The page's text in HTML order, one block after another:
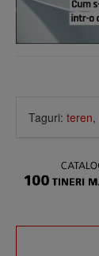
Taguri: teren,